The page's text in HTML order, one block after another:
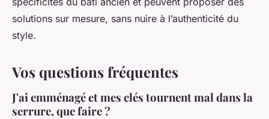
solutions sur mesure, sans nuire à l’authenticité du
style.
Vos questions fréquentes
J'ai emménagé et mes clés tournent mal dans la
serrure, que faire ?